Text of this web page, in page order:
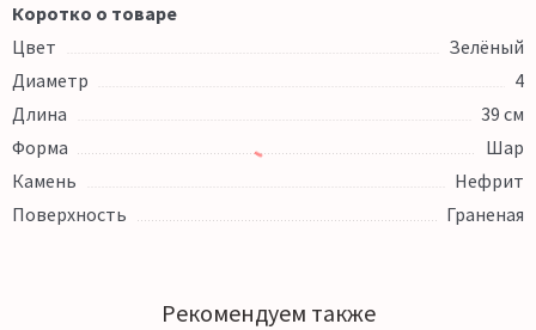
Коротко о товаре
Цвет
Зелёный
Диаметр
4
Длина
39 см
Форма
Шар
Камень
Нефрит
Поверхность
Граненая
Рекомендуем также